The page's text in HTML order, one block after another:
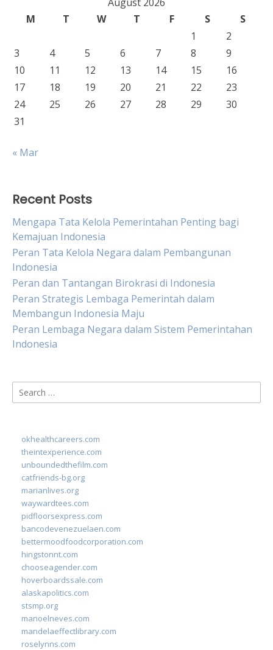
M
T W T F S
S
1
2
3
4 5 6 7 8
9
10
11 12 13 14 15
16
17
18 19 20 21 22
23
24
25 26 27 28 29
30
31
« Mar
Recent Posts
Mengapa Tata Kelola Pemerintahan Penting bagi
Kemajuan Indonesia
Peran Tata Kelola Negara dalam Pembangunan
Indonesia
Peran dan Tantangan Birokrasi di Indonesia
Peran Strategis Lembaga Pemerintah dalam
Membangun Indonesia Maju
Peran Lembaga Negara dalam Sistem Pemerintahan
Indonesia
Search
for:
okhealthcareers.com
theintexperience.com
unboundedthefilm.com
catfriends-bg.org
marianlives.org
waywardtees.com
pidfloorsexpress.com
bancodevenezuelaen.com
bettermoodfoodcorporation.com
hingstonnt.com
chooseagender.com
hoverboardssale.com
alaskapolitics.com
stsmp.org
manoelneves.com
mandelaeffectlibrary.com
roselynns.com